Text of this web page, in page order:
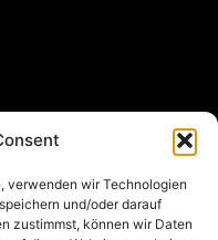
verwenden wir Technologien
und/oder darauf
zustimmst, können wir Daten